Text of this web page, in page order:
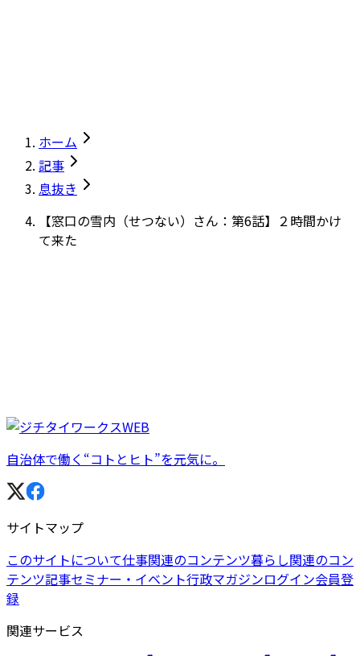
ホーム
記事
息抜き
【窓口の雪内（せつない）さん：第6話】２時間かけ
て来た
自治体で働く“コトとヒト”を元気に。
サイトマップ
このサイトについて仕事関連のコンテンツ暮らし関連のコン
テンツ記事セミナー・イベント行政マガジンログイン会員登
録
関連サービス